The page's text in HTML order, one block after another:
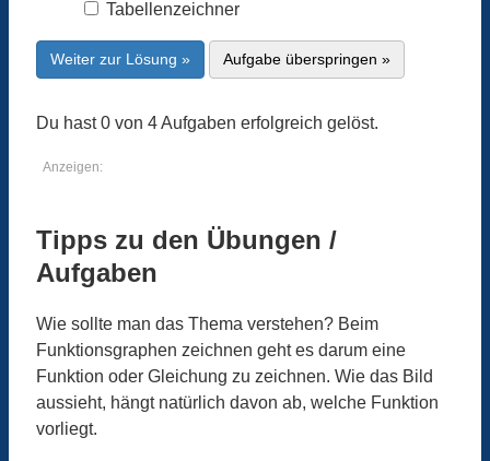
Tabellenzeichner
Weiter zur Lösung » Aufgabe überspringen »
Du hast 0 von 4 Aufgaben erfolgreich gelöst.
Anzeigen:
Tipps zu den Übungen /
Aufgaben
Wie sollte man das Thema verstehen? Beim
Funktionsgraphen zeichnen geht es darum eine
Funktion oder Gleichung zu zeichnen. Wie das Bild
aussieht, hängt natürlich davon ab, welche Funktion
vorliegt.